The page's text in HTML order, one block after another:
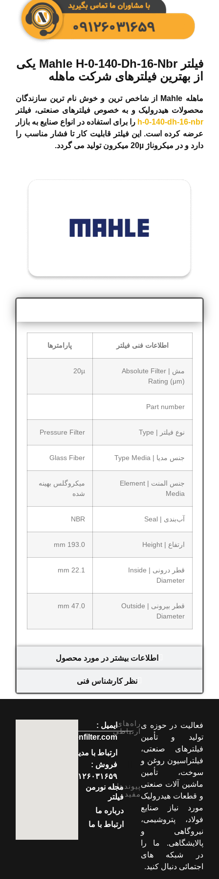
فیلتر Mahle H-0-140-Dh-16-Nbr یکی
از بهترین فیلترهای شرکت ماهله
ماهله Mahle از شاخص ترین و خوش نام ترین سازندگان
محصولات هیدرولیک و به خصوص فیلترهای صنعتی، فیلتر
h-0-140-dh-16-nbr را برای استفاده در انواع صنایع به بازار
عرضه کرده است. این فیلتر قابلیت کار تا فشار مناسب را
دارد و در میکروناژ 20µ میکرون تولید می گردد.
اطلاعات بیشتر در مورد محصول
نظر کارشناس فنی
اطلاعات فنی فیلتر پارامترها
مش | Absolute Filter
Rating (μm)
20µ
Part number
نوع فیلتر | Type Pressure Filter
جنس مدیا | Type Media Glass Fiber
جنس المنت | Element
Media
میکروگلس بهینه
شده
آب‌بندی | Seal NBR
ارتفاع | Height 193.0 mm
قطر درونی | Inside
Diameter
22.1 mm
قطر بیرونی | Outside
Diameter
47.0 mm
فعالیت در حوزه ی
تولید و تأمین
فیلترهای صنعتی،
فیلتراسیون روغن و
سوخت، تأمین
ماشین آلات صنعتی
و قطعات هیدرولیک
مورد نیاز صنایع
فولاد، پتروشیمی،
نیروگاهی و
پالایشگاهی. ما را
در شبکه های
اجتمائی دنبال کنید.
راه‌های
ارتباطی
ایمیل :
info[at]normenfilter.com
ارتباط با مدیر
فروش :
۰۹۱۲۶۰۳۱۶۵۹
پیوندهای
مفید
مجله نورمن
فیلتر
درباره ما
ارتباط با ما